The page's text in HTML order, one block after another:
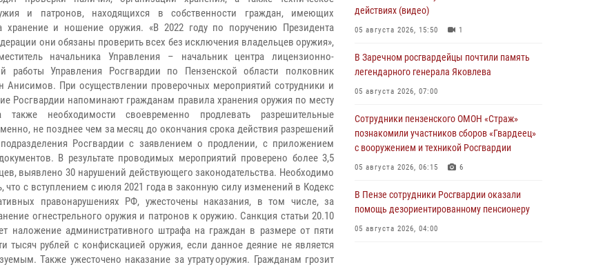
и патронов, находящихся в собственности граждан, имеющих
хранение и ношение оружия. «В 2022 году по поручению Президента
они обязаны проверить всех без исключения владельцев оружия»,
начальника Управления – начальник центра лицензионно-
работы Управления Росгвардии по Пензенской области полковник
Анисимов. При осуществлении проверочных мероприятий сотрудники и
Росгвардии напоминают гражданам правила хранения оружия по месту
также необходимости своевременно продлевать разрешительные
не позднее чем за месяц до окончания срока действия разрешений
Росгвардии с заявлением о продлении, с приложением
В результате проводимых мероприятий проверено более 3,5
выявлено 30 нарушений действующего законодательства. Необходимо
что с вступлением с июля 2021 года в законную силу изменений в Кодекс
правонарушениях РФ, ужесточены наказания, в том числе, за
огнестрельного оружия и патронов к оружию. Санкция статьи 20.10
наложение административного штрафа на граждан в размере от пяти
тысяч рублей с конфискацией оружия, если данное деяние не является
Также ужесточено наказание за утрату оружия. Гражданам грозит
действиях (видео)
05 августа 2026, 15:50 1
В Заречном росгвардейцы почтили память
легендарного генерала Яковлева
05 августа 2026, 07:00
Сотрудники пензенского ОМОН «Страж»
познакомили участников сборов «Гвардеец»
с вооружением и техникой Росгвардии
05 августа 2026, 06:15 6
В Пензе сотрудники Росгвардии оказали
помощь дезориентированному пенсионеру
05 августа 2026, 04:00